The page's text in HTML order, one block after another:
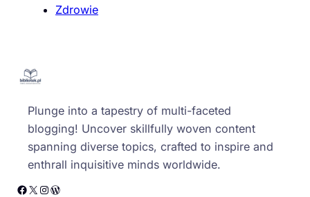
Zdrowie
Plunge into a tapestry of multi-faceted
blogging! Uncover skillfully woven content
spanning diverse topics, crafted to inspire and
enthrall inquisitive minds worldwide.
Facebook X Instagram WordPress